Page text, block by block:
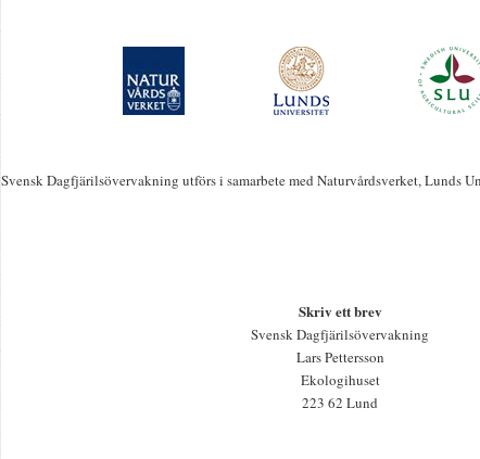
Svensk Dagfjärilsövervakning utförs i samarbete med Naturvårdsverket, Lunds
Skriv ett brev
Svensk Dagfjärilsövervakning
Lars Pettersson
Ekologihuset
223 62 Lund